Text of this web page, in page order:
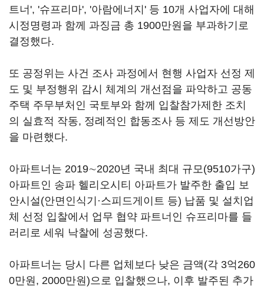
트너', '슈프리마', '아람에너지' 등 10개 사업자에 대해
시정명령과 함께 과징금 총 1900만원을 부과하기로
결정했다.
또 공정위는 사건 조사 과정에서 현행 사업자 선정 제
도 및 부정행위 감시 체계의 개선점을 파악하고 공동
주택 주무부처인 국토부와 함께 입찰참가제한 조치
의 실효적 작동, 정례적인 합동조사 등 제도 개선방안
을 마련했다.
아파트너는 2019∼2020년 국내 최대 규모(9510가구)
아파트인 송파 헬리오시티 아파트가 발주한 출입 보
안시설(안면인식기·스피드게이트 등) 납품 및 설치업
체 선정 입찰에서 업무 협약 파트너인 슈프리마를 들
러리로 세워 낙찰에 성공했다.
아파트너는 당시 다른 업체보다 낮은 금액(각 3억260
0만원, 2000만원)으로 입찰했으나, 이후 발주된 추가